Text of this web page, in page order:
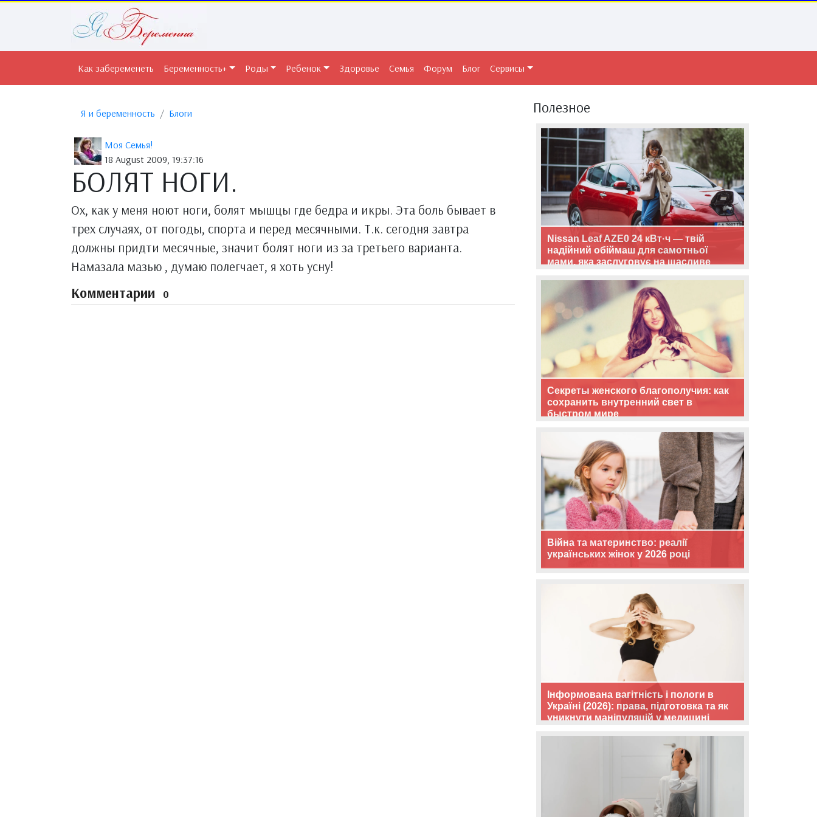
Как забеременеть Беременность+ Роды Ребенок Здоровье Семья Форум Блог Сервисы
Я и беременность Блоги
Моя Семья!
18 August 2009, 19:37:16
БОЛЯТ НОГИ.
Ох, как у меня ноют ноги, болят мышцы где бедра и икры. Эта боль бывает в
трех случаях, от погоды, спорта и перед месячными. Т.к. сегодня завтра
должны придти месячные, значит болят ноги из за третьего варианта.
Намазала мазью , думаю полегчает, я хоть усну!
Комментарии 0
Полезное
Nissan Leaf AZE0 24 кВт·ч — твій
надійний обіймаш для самотньої
мами, яка заслуговує на щасливе
Секреты женского благополучия: как
сохранить внутренний свет в
быстром мире
Війна та материнство: реалії
українських жінок у 2026 році
Інформована вагітність і пологи в
Україні (2026): права, підготовка та як
уникнути маніпуляцій у медицині